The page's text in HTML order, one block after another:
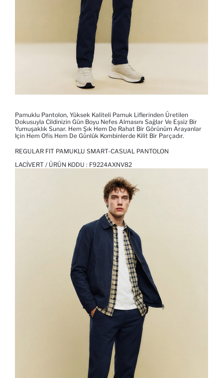
Pamuklu Pantolon, Yüksek Kaliteli Pamuk Liflerinden Üretilen
Dokusuyla Cildinizin Gün Boyu Nefes Almasını Sağlar Ve Eşsiz Bir
Yumuşaklık Sunar. Hem Şık Hem De Rahat Bir Görünüm Arayanlar
Için Hem Ofis Hem De Günlük Kombinlerde Kilit Bir Parçadır.
REGULAR FIT PAMUKLU SMART-CASUAL PANTOLON
LACIVERT / ÜRÜN KODU : F9224AXNV82